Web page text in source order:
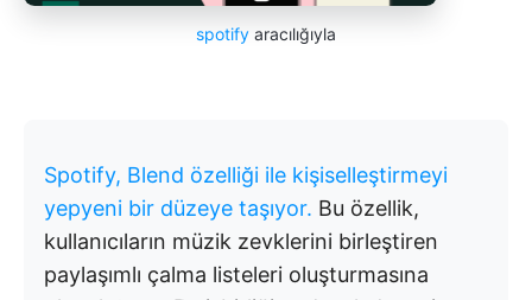
spotify aracılığıyla
Spotify, Blend özelliği ile kişiselleştirmeyi
yepyeni bir düzeye taşıyor. Bu özellik,
kullanıcıların müzik zevklerini birleştiren
paylaşımlı çalma listeleri oluşturmasına